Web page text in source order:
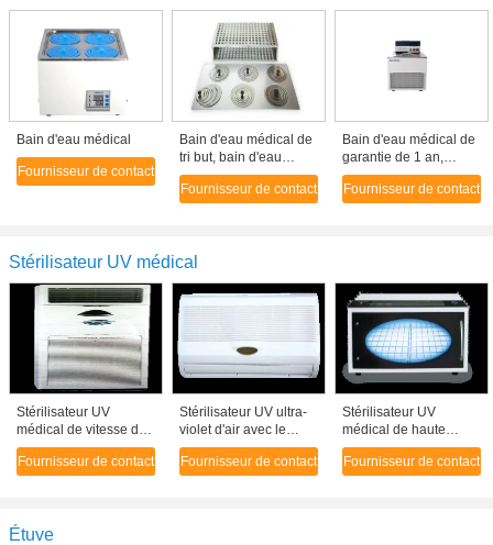
Bain d'eau médical
Fournisseur de contact
Bain d'eau médical de
tri but, bain d'eau
thermostatique
électrothermique
Fournisseur de contact
Bain d'eau médical de
garantie de 1 an,
réservoir
thermostatique de bain
Fournisseur de contact
Stérilisateur UV médical
Stérilisateur UV
médical de vitesse du
vent fixe, CE UV de
machine de
Fournisseur de contact
Stérilisateur UV ultra-
violet d'air avec le
mode courant continu
et d'intervalle
Fournisseur de contact
Stérilisateur UV
médical de haute
performance, chambre
UV AC220V/50Hz de
Fournisseur de contact
Étuve